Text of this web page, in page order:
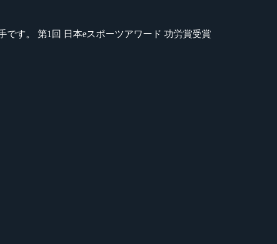
です。 第1回 日本eスポーツアワード 功労賞受賞